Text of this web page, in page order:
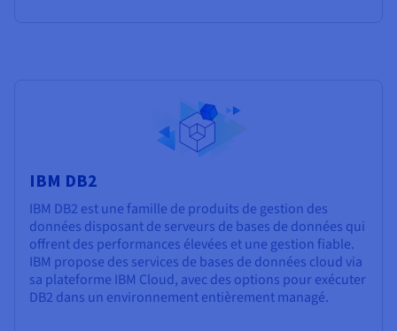
IBM DB2
IBM DB2 est une famille de produits de gestion des
données disposant de serveurs de bases de données qui
offrent des performances élevées et une gestion fiable.
IBM propose des services de bases de données cloud via
sa plateforme IBM Cloud, avec des options pour exécuter
DB2 dans un environnement entièrement managé.